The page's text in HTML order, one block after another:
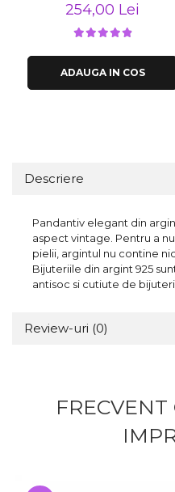
254,00 Lei
ADAUGA IN COS
Descriere
Pandantiv elegant din
aspect vintage. Pentru a
pielii, argintul nu contine
Bijuteriile din argint 925
antisoc si cutiute de
Review-uri (0)